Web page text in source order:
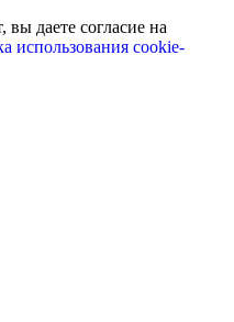
даете согласие на
использования cookie-